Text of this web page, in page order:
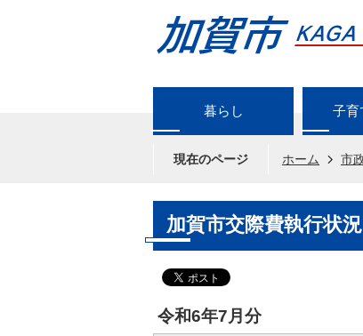
暮らし 子育
現在のページ ホーム 市
加賀市交際費執行状
令和6年7月分